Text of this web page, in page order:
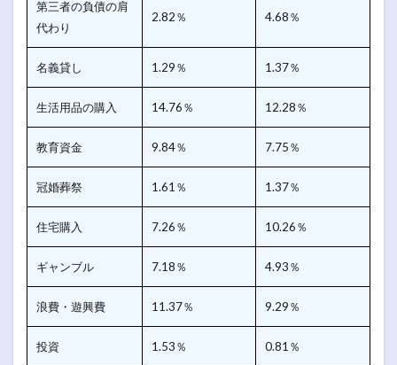
第三者の負債の肩
代わり
2.82％ 4.68％
名義貸し 1.29％ 1.37％
生活用品の購入 14.76％ 12.28％
教育資金 9.84％ 7.75％
冠婚葬祭 1.61％ 1.37％
住宅購入 7.26％ 10.26％
ギャンブル 7.18％ 4.93％
浪費・遊興費 11.37％ 9.29％
投資 1.53％ 0.81％